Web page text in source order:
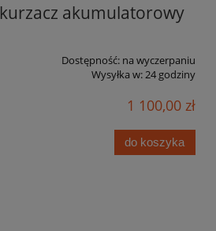
akumulatorowy
Dostępność: na wyczerpaniu
Wysyłka w:24 godziny
1 100,00 zł
do koszyka